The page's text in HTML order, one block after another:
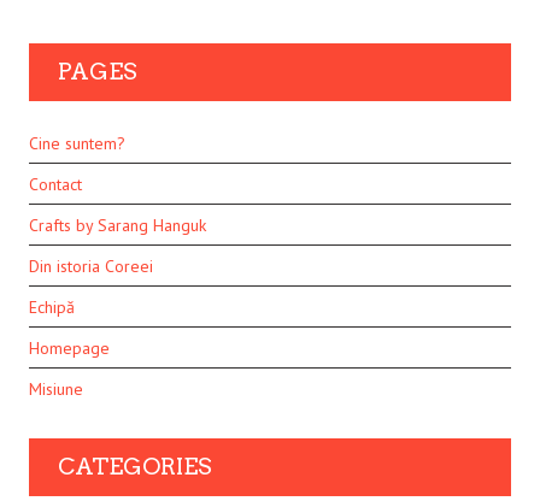
PAGES
Cine suntem?
Contact
Crafts by Sarang Hanguk
Din istoria Coreei
Echipă
Homepage
Misiune
CATEGORIES